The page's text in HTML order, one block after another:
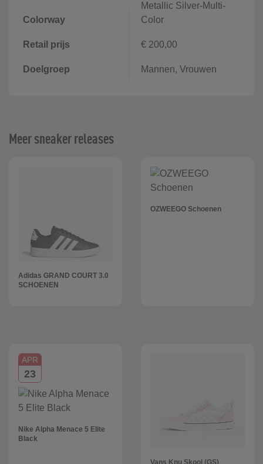
Colorway
Metallic Silver-Multi-
Color
Retail prijs € 200,00
Doelgroep Mannen, Vrouwen
Meer sneaker releases
Adidas GRAND COURT 3.0
SCHOENEN
OZWEEGO Schoenen
APR
23
Nike Alpha Menace 5 Elite
Black
Vans Knu Skool (GS)